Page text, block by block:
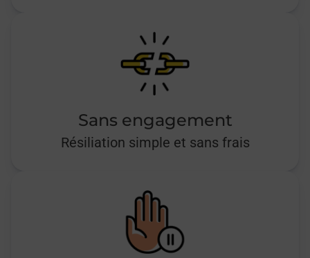
Sans engagement
Résiliation simple et sans frais